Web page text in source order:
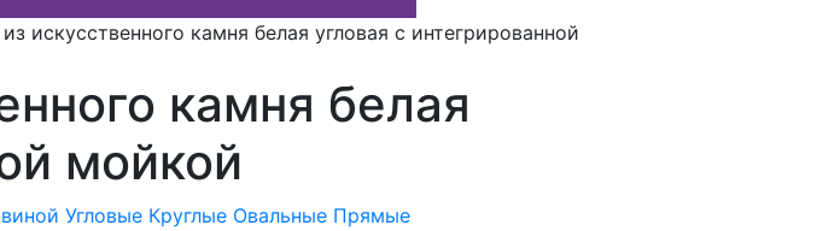
искусственного камня белая угловая с интегрированной
камня белая
мойкой
Угловые Круглые Овальные Прямые